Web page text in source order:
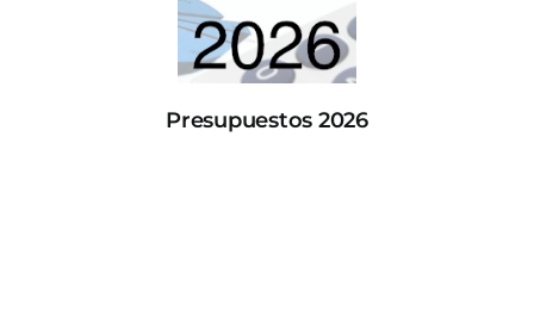
Presupuestos 2026